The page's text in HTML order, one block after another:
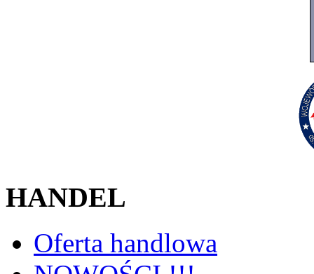
HANDEL
Oferta handlowa